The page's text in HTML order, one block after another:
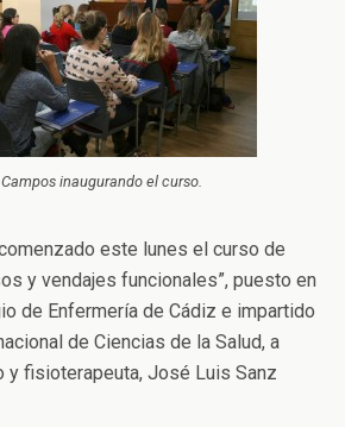
inaugurando el curso.
este lunes el curso de
y vendajes funcionales”, puesto en
de Enfermería de Cádiz e impartido
de Ciencias de la Salud, a
y fisioterapeuta, José Luis Sanz